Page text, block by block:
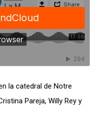
la catedral de Notre
Pareja, Willy Rey y